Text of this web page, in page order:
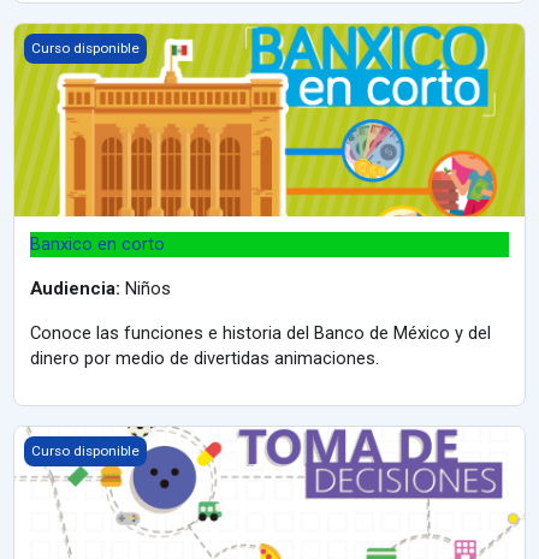
Banxico en corto
Curso disponible
Banxico en corto
Audiencia: Niños
Conoce las funciones e historia del Banco de México y del
dinero por medio de divertidas animaciones.
Toma de decisiones
Curso disponible